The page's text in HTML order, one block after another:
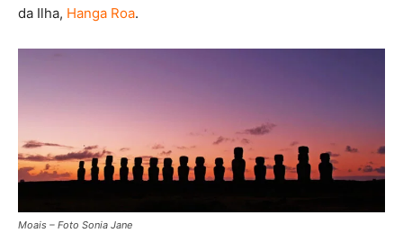
da Ilha, Hanga Roa.
Moais – Foto Sonia Jane